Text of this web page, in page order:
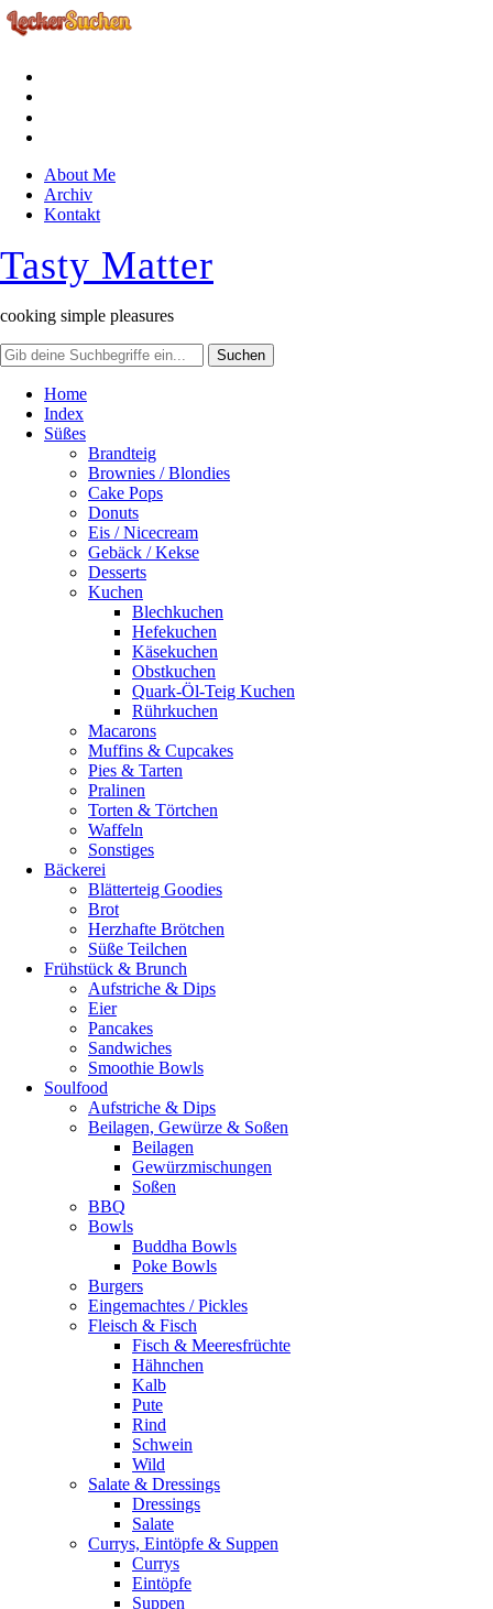
About Me
Archiv
Kontakt
Tasty Matter
cooking simple pleasures
Home
Index
Süßes
Brandteig
Brownies / Blondies
Cake Pops
Donuts
Eis / Nicecream
Gebäck / Kekse
Desserts
Kuchen
Blechkuchen
Hefekuchen
Käsekuchen
Obstkuchen
Quark-Öl-Teig Kuchen
Rührkuchen
Macarons
Muffins & Cupcakes
Pies & Tarten
Pralinen
Torten & Törtchen
Waffeln
Sonstiges
Bäckerei
Blätterteig Goodies
Brot
Herzhafte Brötchen
Süße Teilchen
Frühstück & Brunch
Aufstriche & Dips
Eier
Pancakes
Sandwiches
Smoothie Bowls
Soulfood
Aufstriche & Dips
Beilagen, Gewürze & Soßen
Beilagen
Gewürzmischungen
Soßen
BBQ
Bowls
Buddha Bowls
Poke Bowls
Burgers
Eingemachtes / Pickles
Fleisch & Fisch
Fisch & Meeresfrüchte
Hähnchen
Kalb
Pute
Rind
Schwein
Wild
Salate & Dressings
Dressings
Salate
Currys, Eintöpfe & Suppen
Currys
Eintöpfe
Suppen